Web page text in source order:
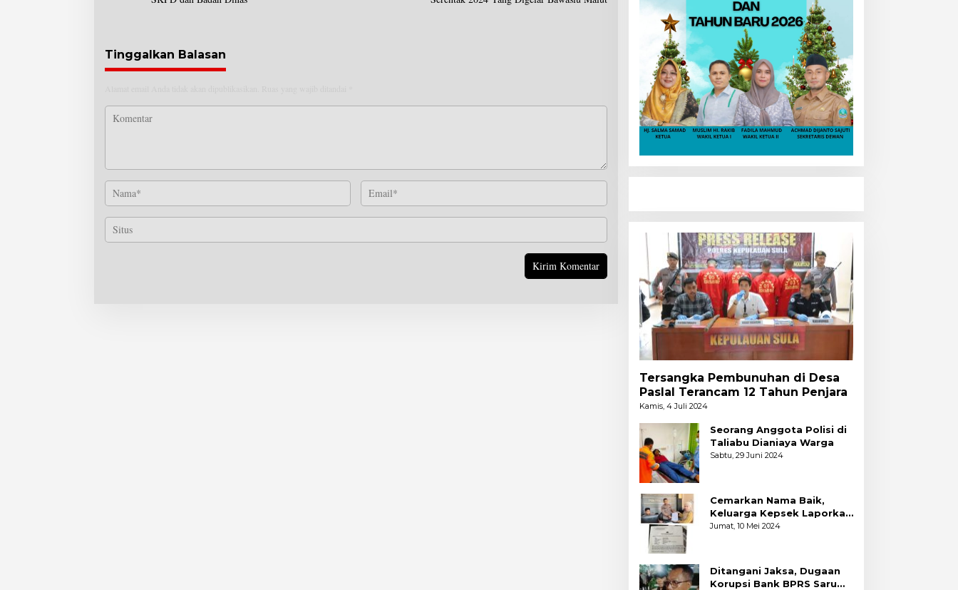
v
a
s
o
Tinggalkan Balasan
Tersangka Pembunuhan di Desa
Paslal Terancam 12 Tahun Penjara
Kamis, 4 Juli 2024
Seorang Anggota Polisi di
Taliabu Dianiaya Warga
Sabtu, 29 Juni 2024
Cemarkan Nama Baik,
Keluarga Kepsek Laporkan
2 Akun Facebook ke Polres
Jumat, 10 Mei 2024
Ditangani Jaksa, Dugaan
Korupsi Bank BPRS Saruma